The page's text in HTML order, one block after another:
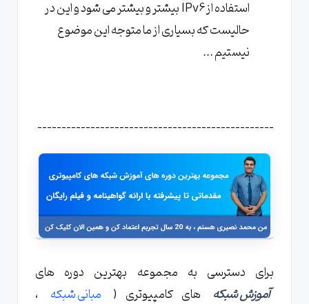
استفاده از IPv6 بیشتر و بیشتر می شود و این در
حالیست که بسیاری از ما متوجه این موضوع
نیستیم ...
-------------------------------------------------
برای دسترسی به مجموعه بهترین دوره های
آموزش شبکه
های کامپیوتری ( مبانی شبکه
،